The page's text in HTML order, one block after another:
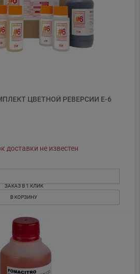
ЦВЕТНОЙ РЕВЕРСИИ E-6
доставки не известен
ЗАКАЗ В 1 КЛИК
В КОРЗИНУ